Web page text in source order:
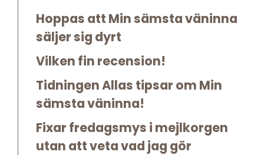
Hoppas att Min sämsta väninna
säljer sig dyrt
Vilken fin recension!
Tidningen Allas tipsar om Min
sämsta väninna!
Fixar fredagsmys i mejlkorgen
utan att veta vad jag gör